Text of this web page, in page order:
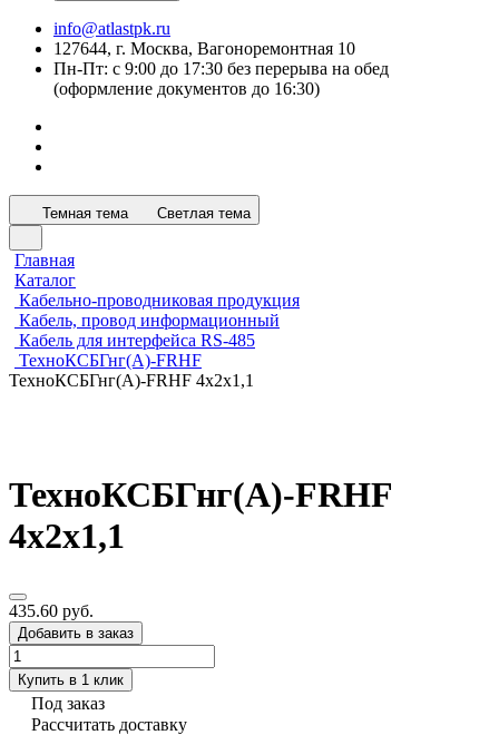
info@atlastpk.ru
127644, г. Москва, Вагоноремонтная 10
Пн-Пт: с 9:00 до 17:30 без перерыва на обед
(оформление документов до 16:30)
Темная тема Светлая тема
Главная
Каталог
Кабельно-проводниковая продукция
Кабель, провод информационный
Кабель для интерфейса RS-485
ТехноКСБГнг(А)-FRHF
ТехноКСБГнг(А)-FRHF 4х2х1,1
ТехноКСБГнг(А)-FRHF
4х2х1,1
435.60 руб.
Добавить в заказ
Купить в 1 клик
Под заказ
Рассчитать доставку